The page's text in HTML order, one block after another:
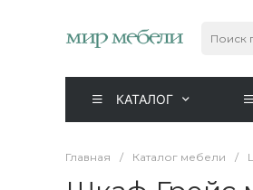
КАТАЛОГ
Главная / Каталог мебели /